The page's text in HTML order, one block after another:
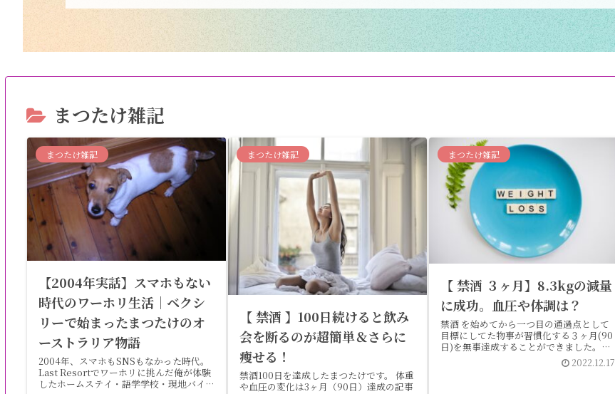
まつたけ雑記
まつたけ雑記
【2004年実話】スマホもない
時代のワーホリ生活｜ベクシ
リーで始まったまつたけのオ
ーストラリア物語
2004年、スマホもSNSもなかった時代。
Last Resortでワーホリに挑んだ俺が体験
したホームステイ・語学学校・現地バイト
まつたけ雑記
【 禁酒 】100日続けると飲み
会を断るのが超簡単＆さらに
痩せる！
禁酒100日を達成したまつたけです。 体重
や血圧の変化は3ヶ月（90日）達成の記事
まつたけ雑記
【 禁酒 ３ヶ月】8.3kgの減量
に成功。血圧や体調は？
禁酒 を始めてから一つ目の通過点として
目標にしてた物事が習慣化する３ヶ月(90
日)を無事達成することができました。体
重、血圧も想像以上に下がり見た目にもス
ッキリしてきます元々は体調不良が原因で
2022.12.17